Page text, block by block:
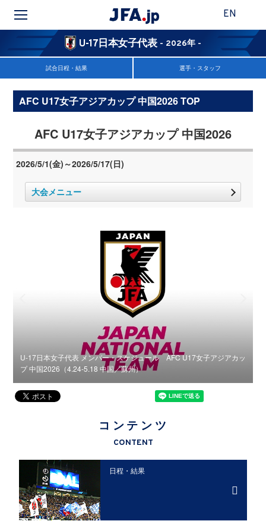
EN
U-17日本女子代表 - 2026年 -
試合日程・結果 選手・スタッフ
AFC U17女子アジアカップ 中国2026 TOP
AFC U17女子アジアカップ 中国2026
2026/5/1(金)～2026/5/17(日)
大会メニュー
U-17日本女子代表 メンバー・スケジュール AFC U17女子アジアカッ
プ 中国2026（4.24-5.18 中国／蘇州）
コンテンツ
CONTENT
日程・結果